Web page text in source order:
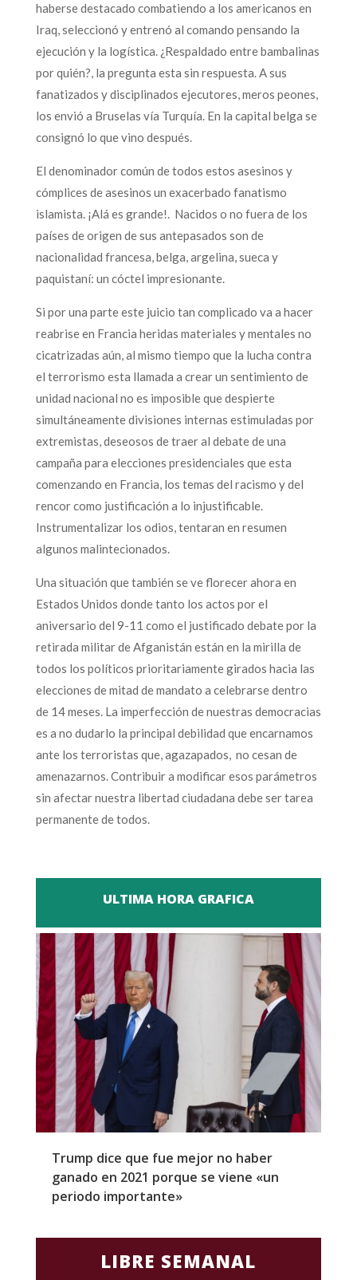
haberse destacado combatiendo a los americanos en
Iraq, seleccionó y entrenó al comando pensando la
ejecución y la logística. ¿Respaldado entre bambalinas
por quién?, la pregunta esta sin respuesta. A sus
fanatizados y disciplinados ejecutores, meros peones,
los envió a Bruselas vía Turquía. En la capital belga se
consignó lo que vino después.
El denominador común de todos estos asesinos y
cómplices de asesinos un exacerbado fanatismo
islamista. ¡Alá es grande!. Nacidos o no fuera de los
países de origen de sus antepasados son de
nacionalidad francesa, belga, argelina, sueca y
paquistaní: un cóctel impresionante.
Si por una parte este juicio tan complicado va a hacer
reabrise en Francia heridas materiales y mentales no
cicatrizadas aún, al mismo tiempo que la lucha contra
el terrorismo esta llamada a crear un sentimiento de
unidad nacional no es imposible que despierte
simultáneamente divisiones internas estimuladas por
extremistas, deseosos de traer al debate de una
campaña para elecciones presidenciales que esta
comenzando en Francia, los temas del racismo y del
rencor como justificación a lo injustificable.
Instrumentalizar los odios, tentaran en resumen
algunos malintecionados.
Una situación que también se ve florecer ahora en
Estados Unidos donde tanto los actos por el
aniversario del 9-11 como el justificado debate por la
retirada militar de Afganistán están en la mirilla de
todos los políticos prioritariamente girados hacia las
elecciones de mitad de mandato a celebrarse dentro
de 14 meses. La imperfección de nuestras democracias
es a no dudarlo la principal debilidad que encarnamos
ante los terroristas que, agazapados, no cesan de
amenazarnos. Contribuir a modificar esos parámetros
sin afectar nuestra libertad ciudadana debe ser tarea
permanente de todos.
ULTIMA HORA GRAFICA
Trump dice que fue mejor no haber
ganado en 2021 porque se viene «un
periodo importante»
LIBRE SEMANAL